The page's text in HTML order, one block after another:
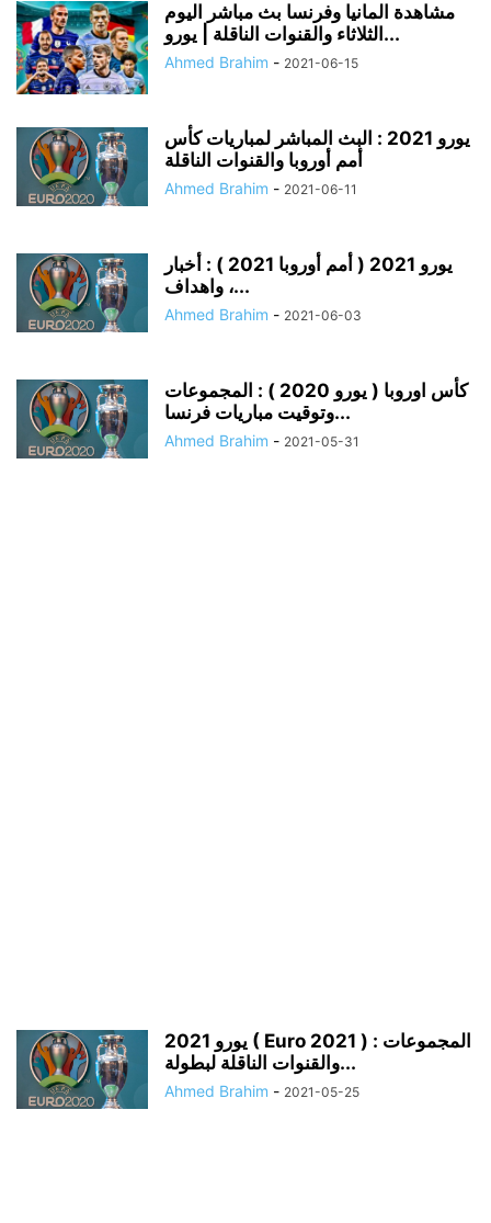
مشاهدة المانيا وفرنسا بث مباشر اليوم
الثلاثاء والقنوات الناقلة ​| يورو...
Ahmed Brahim - 2021-06-15
يورو 2021 : البث المباشر لمباريات كأس
أمم أوروبا والقنوات الناقلة
Ahmed Brahim - 2021-06-11
يورو 2021 ( أمم أوروبا 2021 ) : أخبار
واهداف ،...
Ahmed Brahim - 2021-06-03
كأس اوروبا ( يورو 2020 ) : المجموعات
وتوقيت مباريات فرنسا...
Ahmed Brahim - 2021-05-31
يورو 2021 ( Euro 2021 ) : المجموعات
والقنوات الناقلة لبطولة...
Ahmed Brahim - 2021-05-25